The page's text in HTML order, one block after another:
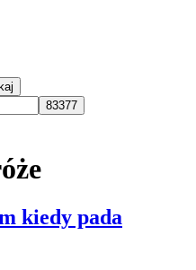
kiedy pada